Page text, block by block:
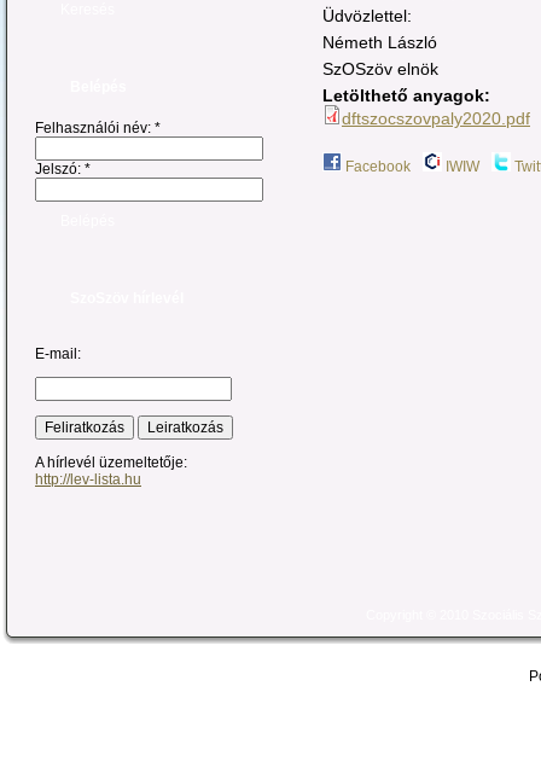
Felhasználói név: *
Jelszó: *
E-mail:
A hírlevél üzemeltetője:
http://lev-lista.hu
Üdvözlettel:
Németh László
SzOSzöv elnök
Letölthető anyagok:
dftszocszovpaly2020.pdf
Facebook IWIW